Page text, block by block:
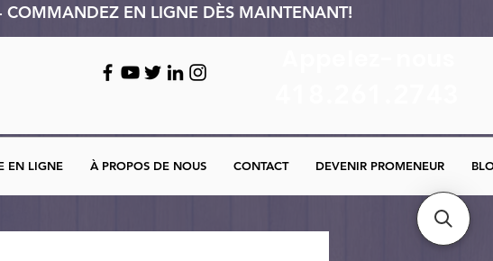
COMMANDEZ EN LIGNE DÈS MAINTENANT!
EN LIGNE À PROPOS DE NOUS CONTACT DEVENIR PROMENEUR